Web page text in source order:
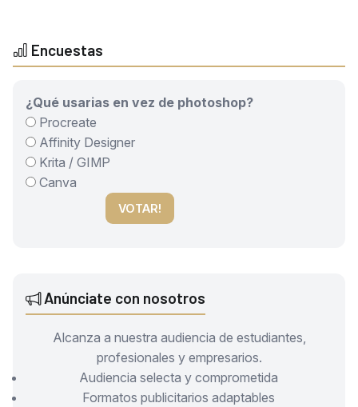
Encuestas
¿Qué usarias en vez de photoshop?
Procreate
Affinity Designer
Krita / GIMP
Canva
VOTAR!
Anúnciate con nosotros
Alcanza a nuestra audiencia de estudiantes,
profesionales y empresarios.
Audiencia selecta y comprometida
Formatos publicitarios adaptables